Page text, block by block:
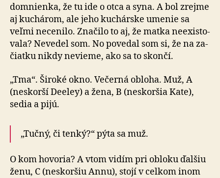
domnienka, že tu ide o otca a syna. A bol zrejme
aj kuchárom, ale jeho kuchárske umenie sa
veľmi necenilo. Značilo to aj, že matka ne­exis­to­
vala? Nevedel som. No povedal som si, že na za­
čiat­ku nikdy nevieme, ako sa to skončí.
„Tma“. Široké okno. Večerná obloha. Muž, A
(neskorší Deeley) a žena, B (neskoršia Kate),
sedia a pijú.
„Tučný, či tenký?“ pýta sa muž.
O kom hovoria? A vtom vidím pri obloku ďalšiu
ženu, C (neskoršiu Annu), stojí v cel­kom inom